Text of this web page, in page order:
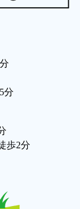
分
歩2分